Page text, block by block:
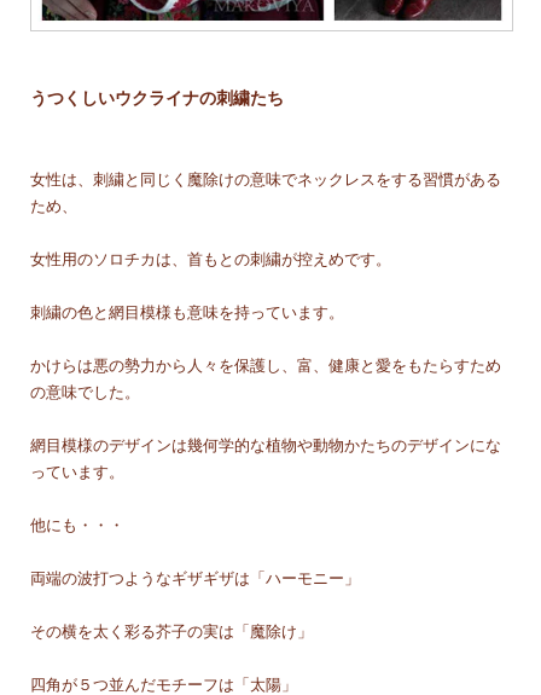
うつくしいウクライナの刺繍たち
女性は、刺繍と同じく魔除けの意味でネックレスをする習慣がある
ため、
女性用のソロチカは、首もとの刺繍が控えめです。
刺繍の色と網目模様も意味を持っています。
かけらは悪の勢力から人々を保護し、富、健康と愛をもたらすため
の意味でした。
網目模様のデザインは幾何学的な植物や動物かたちのデザインにな
っています。
他にも・・・
両端の波打つようなギザギザは「ハーモニー」
その横を太く彩る芥子の実は「魔除け」
四角が５つ並んだモチーフは「太陽」